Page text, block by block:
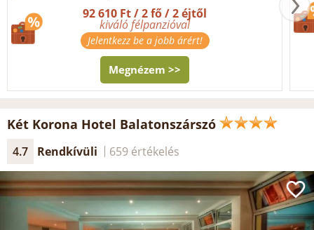
92 610 Ft / 2 fő / 2 éjtől
kiváló félpanzióval
Jelentkezz be a jobb árért!
Megnézem >>
Két Korona Hotel Balatonszárszó
4.7 Rendkívüli 659 értékelés